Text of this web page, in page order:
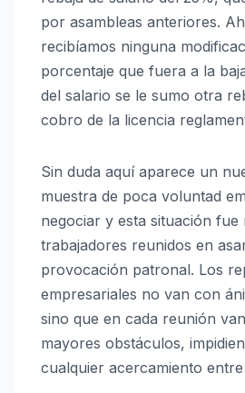
por asambleas anteriores.
recibíamos ninguna
porcentaje que fuera a la
del salario se le sumo otra
cobro de la licencia
Sin duda aquí aparece un
muestra de poca voluntad
negociar y esta situación fue
trabajadores reunidos en
provocación patronal. Los
empresariales no van con
sino que en cada reunión
mayores obstáculos,
cualquier acercamiento